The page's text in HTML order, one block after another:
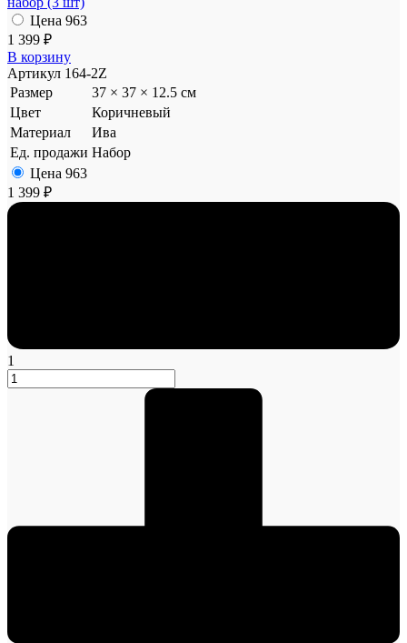
Цена 963
1 399 ₽
В корзину
Артикул 164-2Z
Размер
37 × 37 × 12.5 см
Цвет
Коричневый
Материал
Ива
Ед. продажи Набор
Цена 963
1 399 ₽
1